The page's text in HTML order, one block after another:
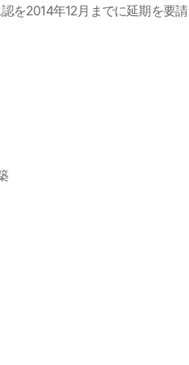
を2014年12月までに延期を要請